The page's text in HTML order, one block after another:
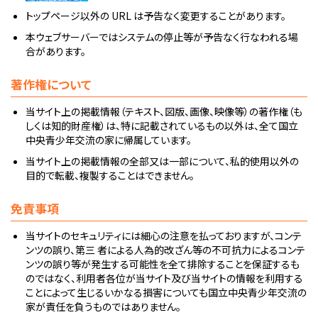
トップページ以外の URL は予告なく変更することがあります。
本ウェブサーバーではシステムの停止等が予告なく行なわれる場
合があります。
著作権について
当サイト上の掲載情報（テキスト、図版、画像、映像等）の著作権（も
しくは知的財産権）は、特に記載されているもの以外は、全て国立
中央青少年交流の家に帰属しています。
当サイト上の掲載情報の全部又は一部について、私的使用以外の
目的で転載、複製することはできません。
免責事項
当サイトのセキュリティには細心の注意を払っておりますが、コンテ
ンツの誤り、第三 者による人為的改ざん等の不可抗力によるコンテ
ンツの誤り等が発生する可能性を全て排除することを保証するも
のではなく、利用者各位が当サイト及び当サイトの情報を利用する
ことによって生じるいかなる損害についても国立中央青少年交流の
家が責任を負うものではありません。